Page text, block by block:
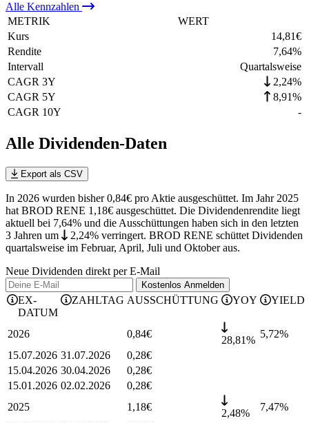
Alle Kennzahlen
METRIK
WERT
Kurs
14,81€
Rendite
7,64%
Intervall
Quartalsweise
CAGR 3Y
2,24%
CAGR 5Y
8,91%
CAGR 10Y
-
Alle Dividenden-Daten
Export als CSV
In 2026 wurden bisher 0,84€ pro Aktie ausgeschüttet. Im Jahr 2025
hat BROD RENE 1,18€ ausgeschüttet. Die Dividendenrendite liegt
aktuell bei 7,64% und die Ausschüttungen haben sich in den letzten
3 Jahren um 2,24% verringert. BROD RENE schüttet Dividenden
quartalsweise im Februar, April, Juli und Oktober aus.
Neue Dividenden direkt per E-Mail
Kostenlos Anmelden
EX-
DATUM
ZAHLTAG AUSSCHÜTTUNG YOY YIELD
2026 0,84€
28,81%
5,72%
15.07.2026 31.07.2026 0,28€
15.04.2026 30.04.2026 0,28€
15.01.2026 02.02.2026 0,28€
2025
1,18€
2,48%
7,47%